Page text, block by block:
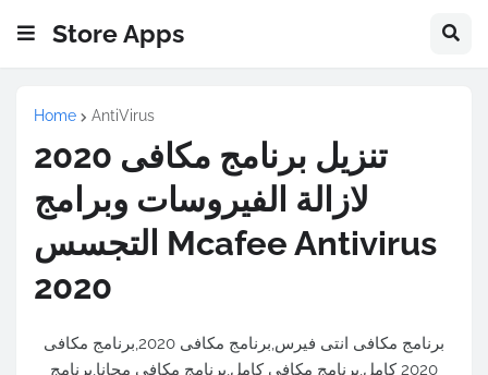
Store Apps
Home AntiVirus
تنزيل برنامج مكافى 2020
لازالة الفيروسات وبرامج
التجسس Mcafee Antivirus
2020
برنامج مكافى انتى فيرس,برنامج مكافى 2020,برنامج مكافى
2020 كامل,برنامج مكافى كامل,برنامج مكافى مجانا,برنامج